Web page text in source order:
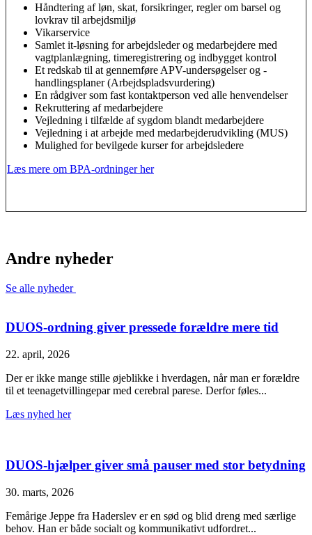
Håndtering af løn, skat, forsikringer, regler om barsel og
lovkrav til arbejdsmiljø
Vikarservice
Samlet it-løsning for arbejdsleder og medarbejdere med
vagtplanlægning, timeregistrering og indbygget kontrol
Et redskab til at gennemføre APV-undersøgelser og -
handlingsplaner (Arbejdspladsvurdering)
En rådgiver som fast kontaktperson ved alle henvendelser
Rekruttering af medarbejdere
Vejledning i tilfælde af sygdom blandt medarbejdere
Vejledning i at arbejde med medarbejderudvikling (MUS)
Mulighed for bevilgede kurser for arbejdsledere
Læs mere om BPA-ordninger her
Andre nyheder
Se alle nyheder
DUOS-ordning giver pressede forældre mere tid
22. april, 2026
Der er ikke mange stille øjeblikke i hverdagen, når man er forældre
til et teenagetvillingepar med cerebral parese. Derfor føles...
Læs nyhed her
DUOS-hjælper giver små pauser med stor betydning
30. marts, 2026
Femårige Jeppe fra Haderslev er en sød og blid dreng med særlige
behov. Han er både socialt og kommunikativt udfordret...